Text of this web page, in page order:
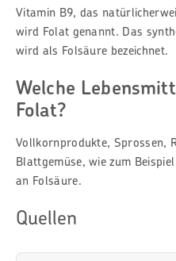
Vitamin B9, das
wird Folat genannt. Das
wird als Folsäure bezeichnet.
Welche
Folat?
Vollkornprodukte, Sprossen,
Blattgemüse, wie zum
an Folsäure.
Quellen